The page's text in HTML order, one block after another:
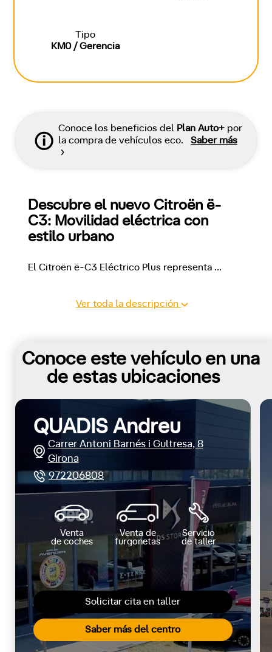
Tipo
KM0 / Gerencia
Conoce los beneficios del Plan Auto+ por
la compra de vehículos eco.
Saber más
Descubre el nuevo Citroën ë-
C3: Movilidad eléctrica con
estilo urbano
El Citroën ë-C3 Eléctrico Plus representa ...
Ver toda la descripción
Conoce este vehículo en una
de estas ubicaciones
Solicitar cita en taller
Saber más del centro
QUADIS Andreu
Carrer Antoni Barnés i Gultresa, 8
Girona
972206808
Venta
de coches
Venta de
furgonetas
Servicio
de taller